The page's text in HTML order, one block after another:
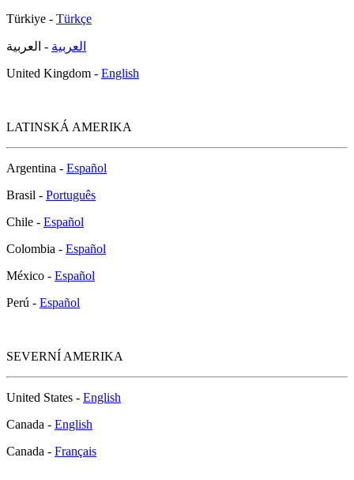
Türkiye - Türkçe
العربية - العربية
United Kingdom - English
LATINSKÁ AMERIKA
Argentina - Español
Brasil - Português
Chile - Español
Colombia - Español
México - Español
Perú - Español
SEVERNÍ AMERIKA
United States - English
Canada - English
Canada - Français